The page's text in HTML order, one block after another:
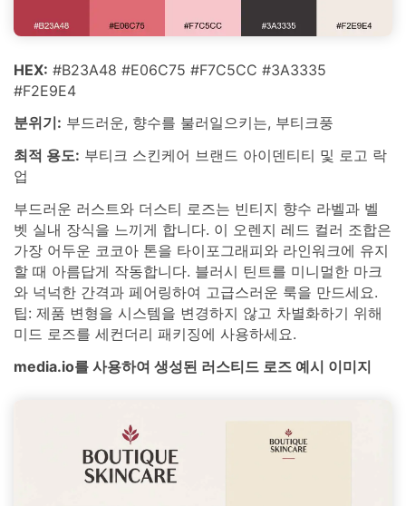
HEX: #B23A48 #E06C75 #F7C5CC #3A3335
#F2E9E4
분위기: 부드러운, 향수를 불러일으키는, 부티크풍
최적 용도: 부티크 스킨케어 브랜드 아이덴티티 및 로고 락
업
부드러운 러스트와 더스티 로즈는 빈티지 향수 라벨과 벨
벳 실내 장식을 느끼게 합니다. 이 오렌지 레드 컬러 조합은
가장 어두운 코코아 톤을 타이포그래피와 라인워크에 유지
할 때 아름답게 작동합니다. 블러시 틴트를 미니멀한 마크
와 넉넉한 간격과 페어링하여 고급스러운 룩을 만드세요.
팁: 제품 변형을 시스템을 변경하지 않고 차별화하기 위해
미드 로즈를 세컨더리 패키징에 사용하세요.
media.io를 사용하여 생성된 러스티드 로즈 예시 이미지